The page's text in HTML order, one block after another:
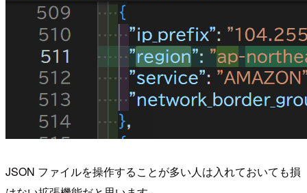
JSON ファイルを操作することが多い人は入れておいても損